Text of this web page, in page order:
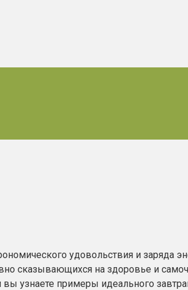
удовольствия и заряда
на здоровье и
узнаете примеры идеального